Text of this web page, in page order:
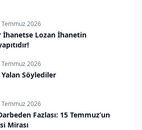
Temmuz 2026
İhanetse Lozan İhanetin
Temmuz 2026
Yalan Söylediler
Temmuz 2026
Fazlası: 15 Temmuz’un
Mirası